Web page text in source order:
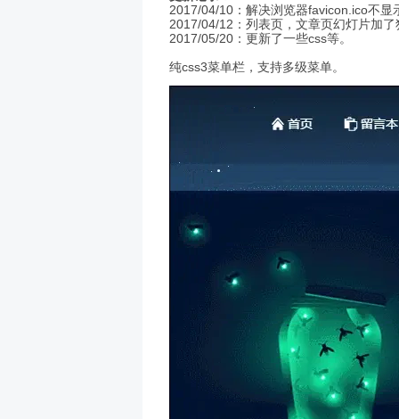
2017/04/10：解决浏览器favicon.ico不显
2017/04/12：列表页，文章页幻灯片加了
2017/05/20：更新了一些css等。
纯css3菜单栏，支持多级菜单。